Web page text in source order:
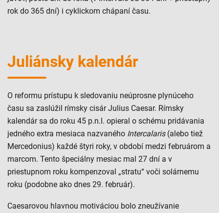
rok do 365 dní) i cyklickom chápaní času.
Juliánsky kalendár
O reformu prístupu k sledovaniu neúprosne plynúceho
času sa zaslúžil rímsky cisár Julius Caesar. Rímsky
kalendár sa do roku 45 p.n.l. opieral o schému pridávania
jedného extra mesiaca nazvaného Intercalaris(alebo tiež
Mercedonius) každé štyri roky, v období medzi februárom a
marcom. Tento špeciálny mesiac mal 27 dní a v
priestupnom roku kompenzoval „stratu“ voči solárnemu
roku (podobne ako dnes 29. február).
Caesarovou hlavnou motiváciou bolo zneužívanie